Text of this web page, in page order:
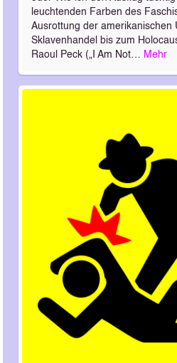
leuchtenden Farben des
Ausrottung der amerikanischen
Sklavenhandel bis zum
Raoul Peck („I Am Not… Mehr